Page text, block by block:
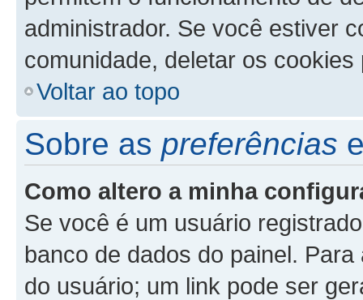
administrador. Se você estiver
comunidade, deletar os
Voltar ao topo
Sobre as preferências
Como altero a minha
Se você é um usuário
banco de dados do painel.
do usuário; um link pode ser